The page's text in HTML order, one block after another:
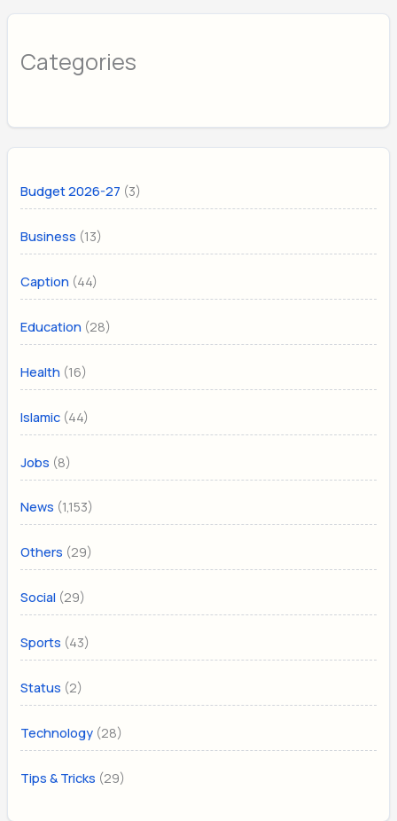
Categories
Budget 2026-27 (3)
Business (13)
Caption (44)
Education (28)
Health (16)
Islamic (44)
Jobs (8)
News (1,153)
Others (29)
Social (29)
Sports (43)
Status (2)
Technology (28)
Tips & Tricks (29)